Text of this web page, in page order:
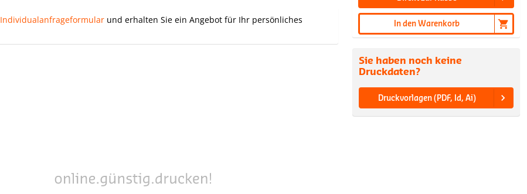
Individualanfrageformular und erhalten Sie ein Angebot für Ihr persönliches
In den Warenkorb
Sie haben noch keine
Druckdaten?
Druckvorlagen (PDF, Id, Ai)